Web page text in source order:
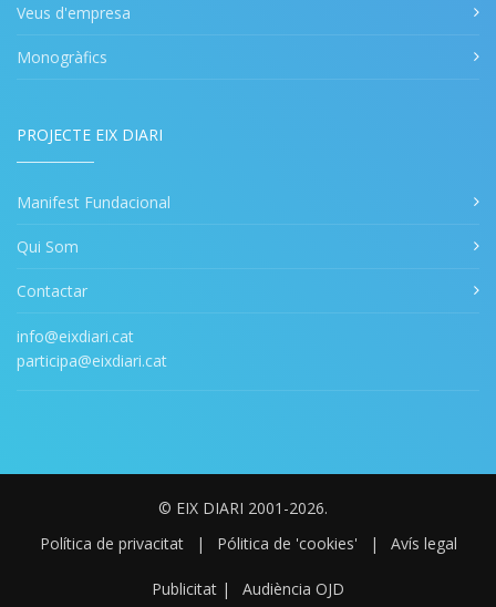
Veus d'empresa
Monogràfics
PROJECTE EIX DIARI
Manifest Fundacional
Qui Som
Contactar
info@eixdiari.cat
participa@eixdiari.cat
© EIX DIARI 2001-2026.
Política de privacitat
| Pólitica de 'cookies' | Avís legal
Publicitat | Audiència OJD